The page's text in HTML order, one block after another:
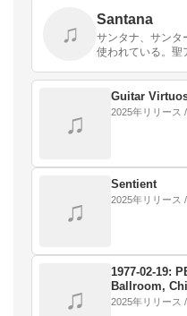
♫
Santana
サンタナ、サンタ
使われている。聖
♫
Guitar
2025年リリース
♫
Sentient
2025年リリース
♫
1977‐02‐19:
Ballroom,
2025年リリース